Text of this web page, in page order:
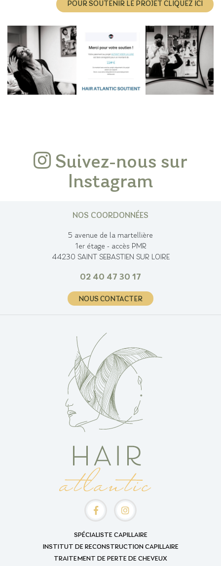
POUR SOUTENIR LE PROJET CLIQUEZ ICI
Suivez-nous sur
Instagram
NOS COORDONNÉES
5 avenue de la martellière
1er étage - accès PMR
44230 SAINT SEBASTIEN SUR LOIRE
02 40 47 30 17
NOUS CONTACTER
SPÉCIALISTE CAPILLAIRE
INSTITUT DE RECONSTRUCTION CAPILLAIRE
TRAITEMENT DE PERTE DE CHEVEUX